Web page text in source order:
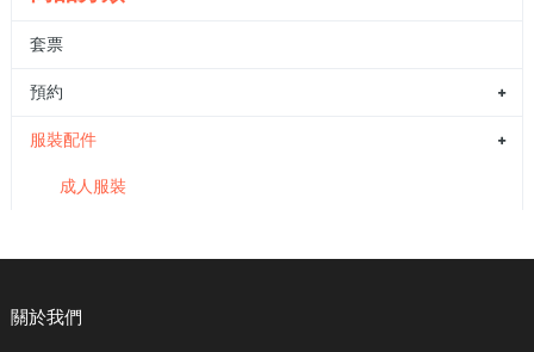
套票
預約
服裝配件
成人服裝
關於我們